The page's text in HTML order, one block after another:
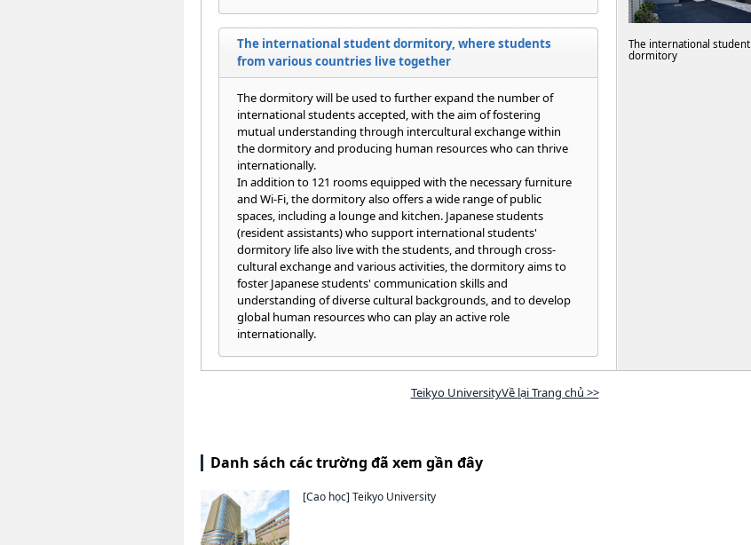
The international student dormitory, where students
from various countries live together
The dormitory will be used to further expand the number of
international students accepted, with the aim of fostering
mutual understanding through intercultural exchange within
the dormitory and producing human resources who can thrive
internationally.
In addition to 121 rooms equipped with the necessary furniture
and Wi-Fi, the dormitory also offers a wide range of public
spaces, including a lounge and kitchen. Japanese students
(resident assistants) who support international students'
dormitory life also live with the students, and through cross-
cultural exchange and various activities, the dormitory aims to
foster Japanese students' communication skills and
understanding of diverse cultural backgrounds, and to develop
global human resources who can play an active role
internationally.
The international student
dormitory
Teikyo UniversityVề lại Trang chủ >>
Danh sách các trường đã xem gần đây
[Cao học] Teikyo University